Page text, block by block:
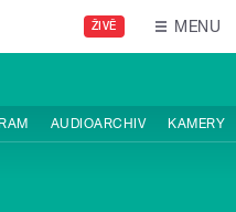
ŽIVĚ MENU
AUDIOARCHIV KAMERY